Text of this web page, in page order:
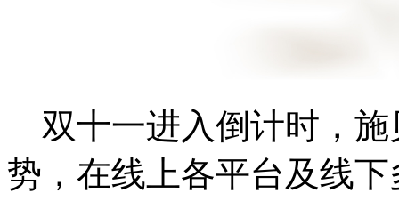
双十一进入倒计时，施
势，在线上各平台及线